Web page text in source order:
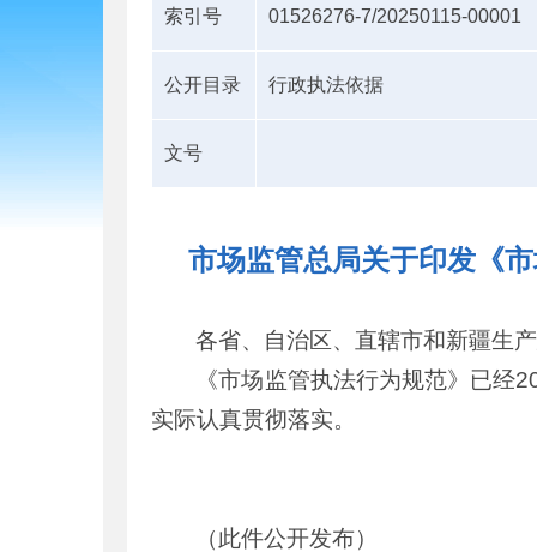
索引号 01526276-7/20250115-00001
公开目录 行政执法依据
文号
市场监管总局关于印发《
各省、自治区、直辖市和新疆生
《市场监管执法行为规范》已
实际认真贯彻落实。
（此件公开发布）